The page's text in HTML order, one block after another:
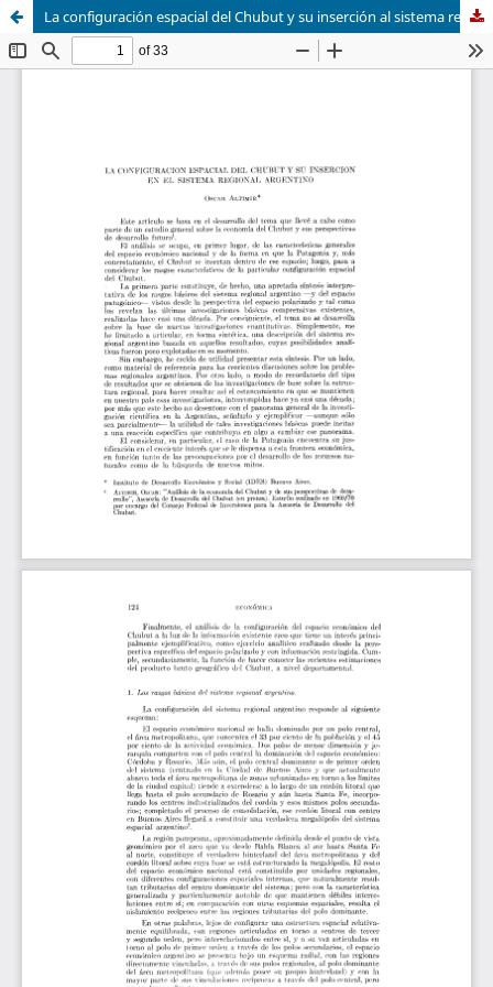
La configuración espacial del Chubut y su inserción al sistema regional argentino